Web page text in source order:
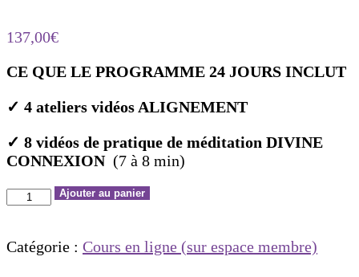
137,00€
CE QUE LE PROGRAMME 24 JOURS INCLUT
✓ 4 ateliers vidéos ALIGNEMENT
✓ 8 vidéos de pratique de méditation DIVINE
CONNEXION(7 à 8 min)
quantité
jours
Ajouter au panier
Catégorie : Cours en ligne (sur espace membre)